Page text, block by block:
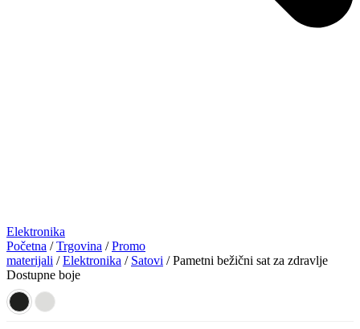
Elektronika
Početna /Trgovina /Promo
materijali /Elektronika / Satovi / Pametni bežični sat za zdravlje
Dostupne boje